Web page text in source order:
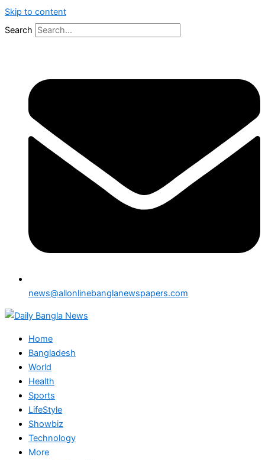
Skip to content
Search
news@allonlinebanglanewspapers.com
Home
Bangladesh
World
Health
Sports
LifeStyle
Showbiz
Technology
More